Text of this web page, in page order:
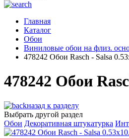
Главная
Каталог
Обои
Виниловые обои на флиз.
478242 Обои Rasch - Salsa
478242 Обои
назад к разделу
Выбрать другой раздел
Обои Декоративная штукатурка